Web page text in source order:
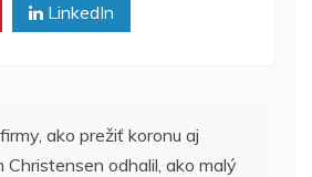
LinkedIn
ako prežiť koronu aj
Christensen odhalil, ako malý